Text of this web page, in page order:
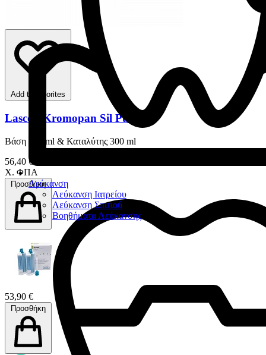
Λεύκανση
Λεύκανση Ιατρείου
Λεύκανση Σπιτιού
Βοηθήματα Λεύκανσης
Add to favorites
Lascod Kromopan Sil Putty
Βάση 300 ml & Καταλύτης 300 ml
56,40 €
Χ. ΦΠΑ
Προσθήκη
53,90 €
Προσθήκη